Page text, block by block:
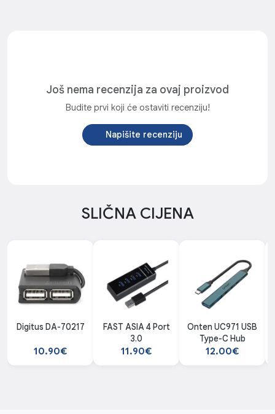
Još nema recenzija za ovaj proizvod
Budite prvi koji će ostaviti recenziju!
Napišite recenziju
SLIČNA CIJENA
Digitus DA-70217
10.90€
FAST ASIA 4 Port
3.0
11.90€
Onten UC971 USB
Type-C Hub
12.00€